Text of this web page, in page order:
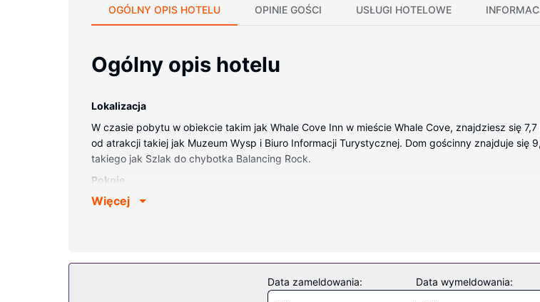
OGÓLNY OPIS HOTELU OPINIE GOŚCI USŁUGI HOTELOWE
Ogólny opis hotelu
Lokalizacja
W czasie pobytu w obiekcie takim jak Whale Cove Inn w mieście Whale Cove, znajdziesz się
od atrakcji takiej jak Muzeum Wysp i Biuro Informacji Turystycznej. Dom gościnny znajduje się
takiego jak Szlak do chybotka Balancing Rock.
Pokoje
Poczuj się jak w domu w 4 pokojach, których wyposażenie to kuchenka mikrofalowa i telewizor
pamiątkami i czasopismami. Ten dom gościnny oferuje udogodnienia takie jak telewizor w
Więcej
Data zameldowania: Data wymeldowania: